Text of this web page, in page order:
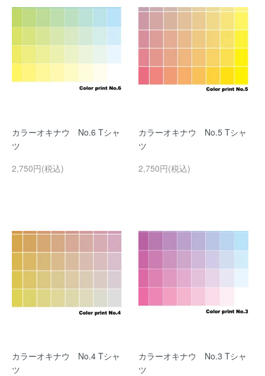
カラーオキナウ No.6 Tシャ
ツ
2,750円(税込)
カラーオキナウ No.5 Tシャ
ツ
2,750円(税込)
カラーオキナウ No.4 Tシャ
ツ
カラーオキナウ No.3 Tシャ
ツ